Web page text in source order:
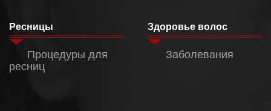
Ресницы
Процедуры для
ресниц
Здоровье волос
Заболевания